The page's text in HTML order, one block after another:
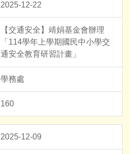
2025-12-22
【交通安全】靖娟基金會辦理
「114學年上學期國民中小學交
通安全教育研習計畫」
學務處
160
2025-12-09